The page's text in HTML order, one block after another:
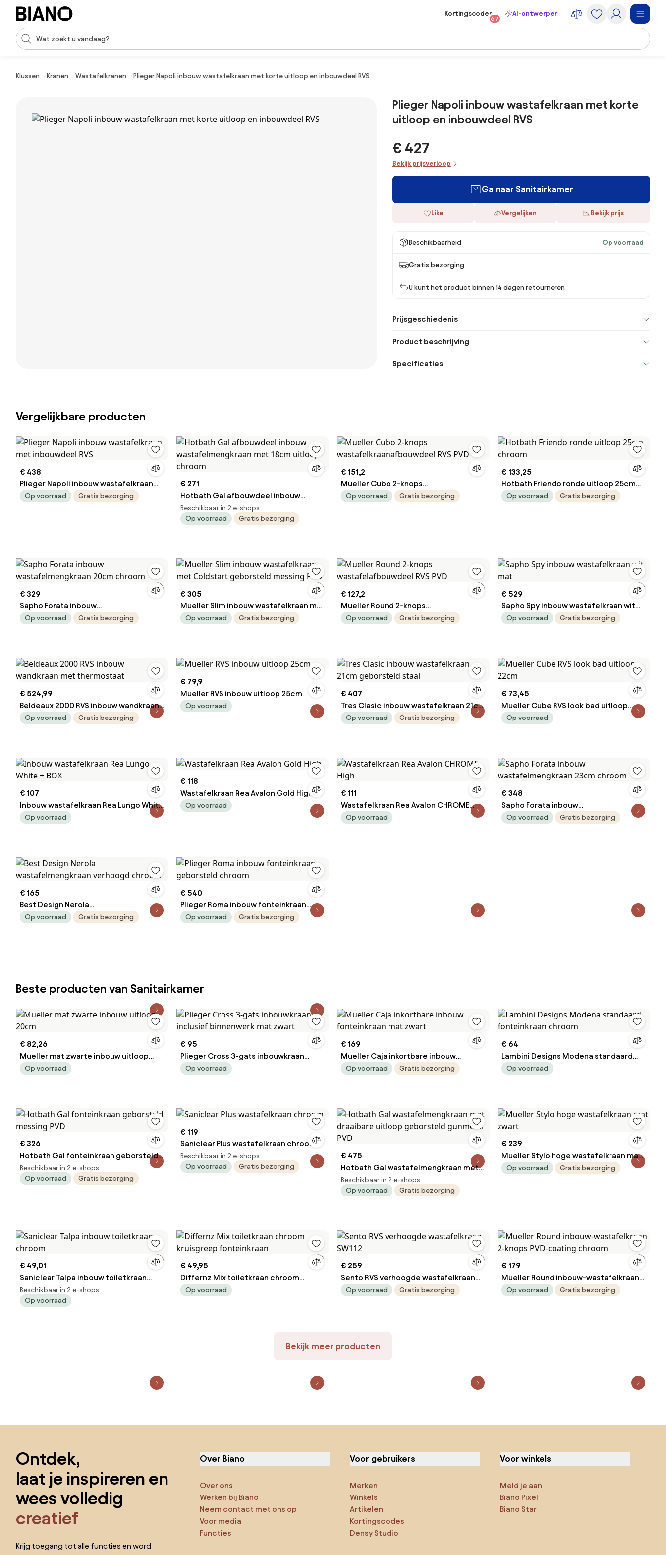
Navigatie overslaan, naar inhoud springen
Zoekopdracht invoeren
Kortingscodes
67
AI-ontwerper
Klussen Kranen Wastafelkranen Plieger Napoli inbouw wastafelkraan met korte uitloop en inbouwdeel RVS
Plieger Napoli inbouw wastafelkraan met korte
uitloop en inbouwdeel RVS
€ 427
Bekijk prijsverloop
Ga naar Sanitairkamer
Like Vergelijken Bekijk prijs
Beschikbaarheid Op voorraad
Gratis bezorging
U kunt het product binnen 14 dagen retourneren
Prijsgeschiedenis
Product beschrijving
Specificaties
Vergelijkbare producten
€ 438
Plieger Napoli inbouw wastafelkraan
met inbouwdeel RVS
Op voorraad Gratis bezorging
€ 271
Hotbath Gal afbouwdeel inbouw
wastafelmengkraan met 18cm uitloop
chroom
Beschikbaar in 2 e-shops
Op voorraad
Gratis bezorging
€ 151,2
Mueller Cubo 2-knops
wastafelkraanafbouwdeel RVS PVD
Op voorraad Gratis bezorging
€ 133,25
Hotbath Friendo ronde uitloop 25cm
chroom
Op voorraad Gratis bezorging
€ 329
Sapho Forata inbouw
wastafelmengkraan 20cm chroom
Op voorraad Gratis bezorging
€ 305
Mueller Slim inbouw wastafelkraan met
Coldstart geborsteld messing PVD
Op voorraad Gratis bezorging
€ 127,2
Mueller Round 2-knops
wastafelafbouwdeel RVS PVD
Op voorraad Gratis bezorging
€ 529
Sapho Spy inbouw wastafelkraan wit
mat
Op voorraad Gratis bezorging
€ 524,99
Beldeaux 2000 RVS inbouw wandkraan
met thermostaat
Op voorraad Gratis bezorging
€ 79,9
Mueller RVS inbouw uitloop 25cm
Op voorraad
€ 407
Tres Clasic inbouw wastafelkraan 21cm
geborsteld staal
Op voorraad Gratis bezorging
€ 73,45
Mueller Cube RVS look bad uitloop
22cm
Op voorraad
€ 107
Inbouw wastafelkraan Rea Lungo White
+ BOX
Op voorraad
€ 118
Wastafelkraan Rea Avalon Gold High
Op voorraad
€ 111
Wastafelkraan Rea Avalon CHROME
High
Op voorraad
€ 348
Sapho Forata inbouw
wastafelmengkraan 23cm chroom
Op voorraad Gratis bezorging
€ 165
Best Design Nerola
wastafelmengkraan verhoogd chroom
Op voorraad Gratis bezorging
€ 540
Plieger Roma inbouw fonteinkraan
geborsteld chroom
Op voorraad Gratis bezorging
Beste producten van Sanitairkamer
€ 82,26
Mueller mat zwarte inbouw uitloop
20cm
Op voorraad
€ 95
Plieger Cross 3-gats inbouwkraan
inclusief binnenwerk mat zwart
Op voorraad
€ 169
Mueller Caja inkortbare inbouw
fonteinkraan mat zwart
Op voorraad Gratis bezorging
€ 64
Lambini Designs Modena standaard
fonteinkraan chroom
Op voorraad
€ 326
Hotbath Gal fonteinkraan geborsteld
messing PVD
Beschikbaar in 2 e-shops
Op voorraad
Gratis bezorging
€ 119
Saniclear Plus wastafelkraan chroom
Beschikbaar in 2 e-shops
Op voorraad
Gratis bezorging
€ 475
Hotbath Gal wastafelmengkraan met
draaibare uitloop geborsteld
gunmetal PVD
Beschikbaar in 2 e-shops
Op voorraad
Gratis bezorging
€ 239
Mueller Stylo hoge wastafelkraan mat
zwart
Op voorraad Gratis bezorging
€ 49,01
Saniclear Talpa inbouw toiletkraan
chroom
Beschikbaar in 2 e-shops
Op voorraad
€ 49,95
Differnz Mix toiletkraan chroom
kruisgreep fonteinkraan
Op voorraad
€ 259
Sento RVS verhoogde wastafelkraan
SW112
Op voorraad Gratis bezorging
€ 179
Mueller Round inbouw-wastafelkraan
2-knops PVD-coating chroom
Op voorraad Gratis bezorging
Bekijk meer producten
Ontdek,
laat je inspireren en
wees volledig
creatief
Krijg toegang tot alle functies en word
Over Biano
Over ons
Werken bij Biano
Neem contact met ons op
Voor media
Functies
Voor gebruikers
Merken
Winkels
Artikelen
Kortingscodes
Densy Studio
Voor winkels
Meld je aan
Biano Pixel
Biano Star